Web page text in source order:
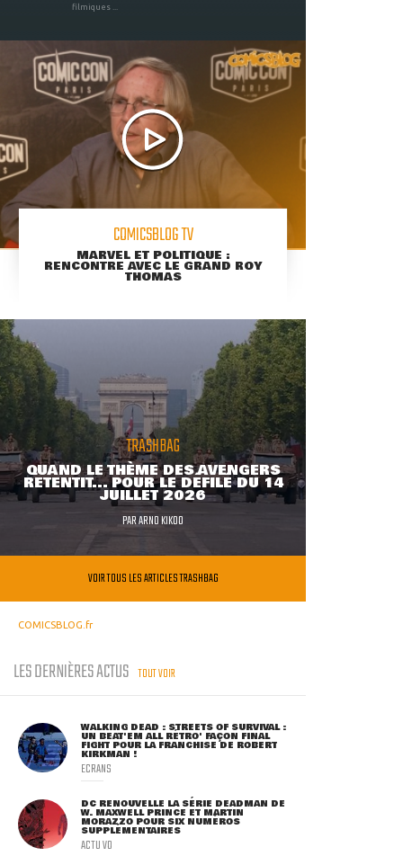
filmiques ...
COMICSBLOG TV
MARVEL ET POLITIQUE :
RENCONTRE AVEC LE GRAND ROY
THOMAS
TRASHBAG
QUAND LE THÈME DES AVENGERS
RETENTIT... POUR LE DÉFILÉ DU 14
JUILLET 2026
PARARNO KIKOO
VOIR TOUS LES ARTICLES TRASHBAG
COMICSBLOG.fr
LES DERNIÈRES ACTUS TOUT VOIR
WALKING DEAD : STREETS OF SURVIVAL :
UN BEAT'EM ALL RÉTRO' FAÇON FINAL
FIGHT POUR LA FRANCHISE DE ROBERT
KIRKMAN !
ECRANS
DC RENOUVELLE LA SÉRIE DEADMAN DE
W. MAXWELL PRINCE ET MARTIN
MORAZZO POUR SIX NUMÉROS
SUPPLÉMENTAIRES
ACTU VO